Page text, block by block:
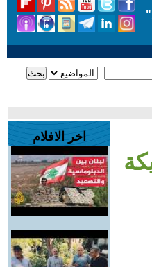
"
اخر الافلام